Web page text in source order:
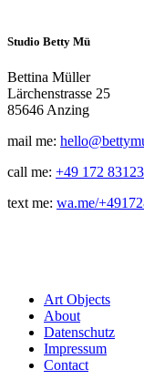
Studio Betty Mü
Bettina Müller
Lärchenstrasse 25
85646 Anzing
mail me:
call me: +49 172
text me: wa.me/
Art Objects
About
Datenschutz
Impressum
Contact